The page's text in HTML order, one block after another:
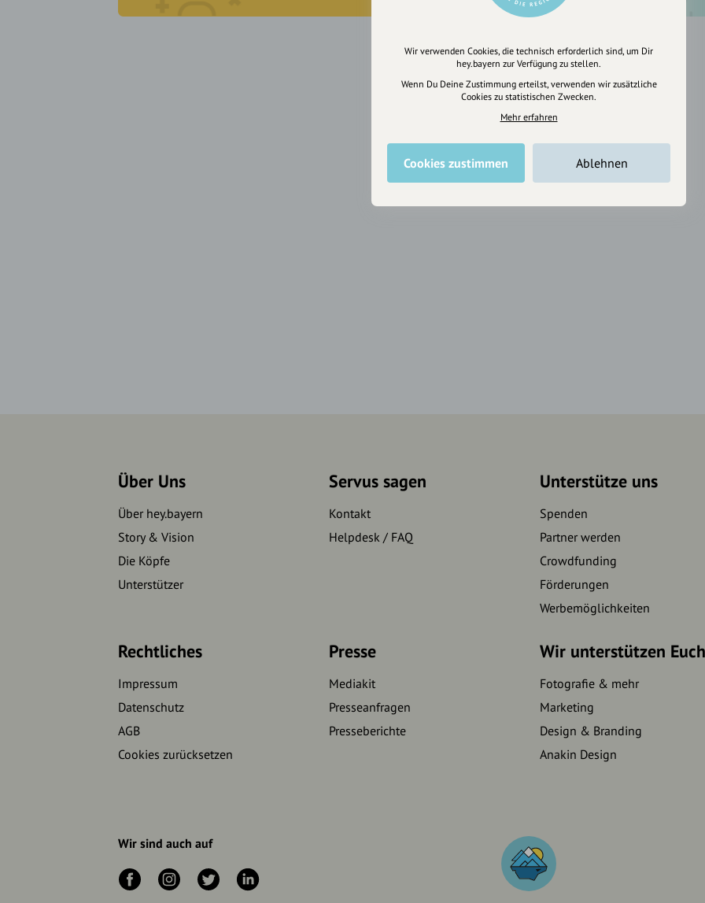
Über Uns
Über hey.bayern
Story & Vision
Die Köpfe
Unterstützer
Servus sagen
Kontakt
Helpdesk / FAQ
Unterstütze uns
Spenden
Partner werden
Crowdfunding
Förderungen
Werbemöglichkeiten
Rechtliches
Impressum
Datenschutz
AGB
Cookies zurücksetzen
Presse
Mediakit
Presseanfragen
Presseberichte
Wir unterstützen Euch
Fotografie & mehr
Marketing
Design & Branding
Anakin Design
Wir sind auch auf
Wir verwenden Cookies, die technisch erforderlich sind, um Dir
hey.bayern zur Verfügung zu stellen.
Wenn Du Deine Zustimmung erteilst, verwenden wir zusätzliche
Cookies zu statistischen Zwecken.
Mehr erfahren
Cookies zustimmen Ablehnen